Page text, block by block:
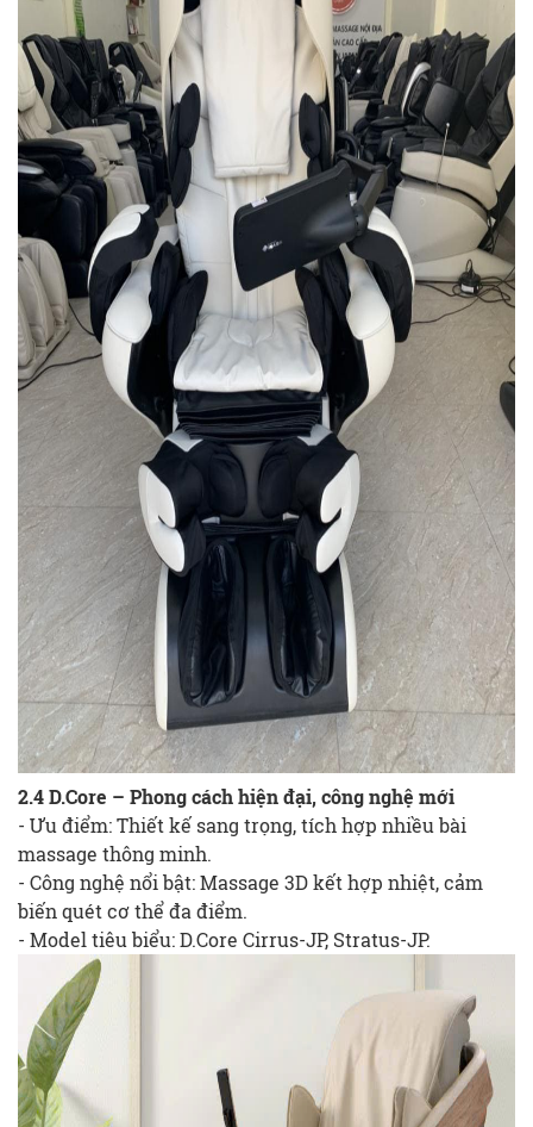
2.4 D.Core – Phong cách hiện đại, công nghệ mới
- Ưu điểm: Thiết kế sang trọng, tích hợp nhiều bài
massage thông minh.
- Công nghệ nổi bật: Massage 3D kết hợp nhiệt, cảm
biến quét cơ thể đa điểm.
- Model tiêu biểu: D.Core Cirrus-JP, Stratus-JP.